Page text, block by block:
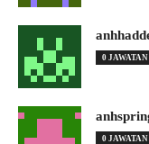
0 JAWATAN
0 JAWATAN